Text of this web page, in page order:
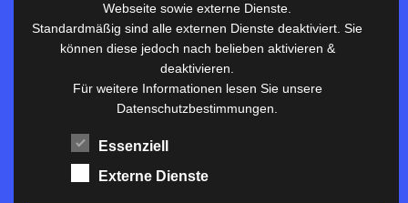
Nützliches
Vertretungsplan
Unterrichtszeiten
Downloadbereich
Terminkalender
Termine AKTUELL
Webseite sowie externe Dienste.
Standardmäßig sind alle externen Dienste deaktiviert. Sie
können diese jedoch nach belieben aktivieren &
deaktivieren.
Für weitere Informationen lesen Sie unsere
Datenschutzbestimmungen.
Essenziell
Externe Dienste